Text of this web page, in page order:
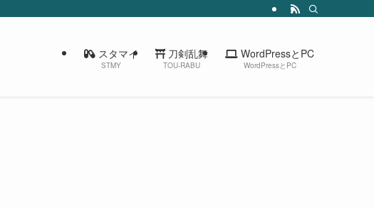
スタマイ
STMY
刀剣乱舞
TOU-RABU
WordPressとPC
WordPressとPC